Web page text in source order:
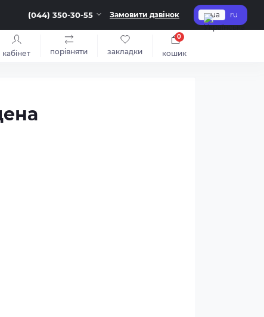
(044) 350-30-55 Замовити дзвінок ua ru
кабінет порівняти закладки кошик
0